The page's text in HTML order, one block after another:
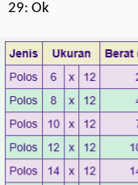
29: Ok